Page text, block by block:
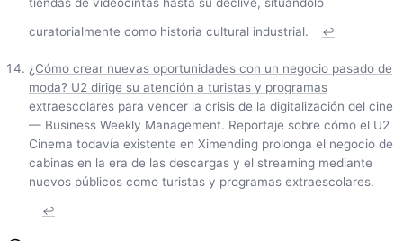
tiendas de videocintas hasta su declive, situándolo
curatorialmente como historia cultural industrial.
↩
¿Cómo crear nuevas oportunidades con un negocio pasado de
moda? U2 dirige su atención a turistas y programas
extraescolares para vencer la crisis de la digitalización del cine
— Business Weekly Management. Reportaje sobre cómo el U2
Cinema todavía existente en Ximending prolonga el negocio de
cabinas en la era de las descargas y el streaming mediante
nuevos públicos como turistas y programas extraescolares.
↩